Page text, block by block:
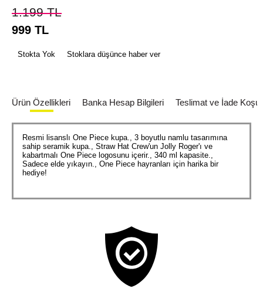
1.199TL
999 TL
Stokta Yok Stoklara düşünce haber ver
Ürün Özellikleri Banka Hesap Bilgileri Teslimat ve İade
Resmi lisanslı One Piece kupa., 3 boyutlu namlu tasarımına
sahip seramik kupa., Straw Hat Crew'un Jolly Roger'ı ve
kabartmalı One Piece logosunu içerir., 340 ml kapasite.,
Sadece elde yıkayın., One Piece hayranları için harika bir
hediye!